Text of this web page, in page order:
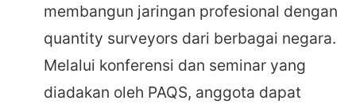
membangun jaringan profesional dengan
quantity surveyors dari berbagai negara.
Melalui konferensi dan seminar yang
diadakan oleh PAQS, anggota dapat